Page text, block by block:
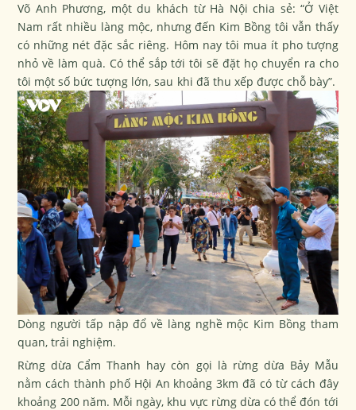
Võ Anh Phương, một du khách từ Hà Nội chia sẻ: “Ở Việt
Nam rất nhiều làng mộc, nhưng đến Kim Bồng tôi vẫn thấy
có những nét đặc sắc riêng. Hôm nay tôi mua ít pho tượng
nhỏ về làm quà. Có thể sắp tới tôi sẽ đặt họ chuyển ra cho
tôi một số bức tượng lớn, sau khi đã thu xếp được chỗ bày”.
Dòng người tấp nập đổ về làng nghề mộc Kim Bồng tham
quan, trải nghiệm.
Rừng dừa Cẩm Thanh hay còn gọi là rừng dừa Bảy Mẫu
nằm cách thành phố Hội An khoảng 3km đã có từ cách đây
khoảng 200 năm. Mỗi ngày, khu vực rừng dừa có thể đón tới